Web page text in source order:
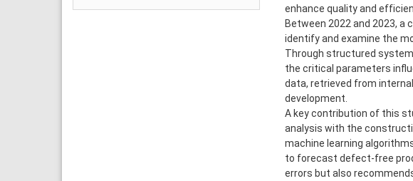
enhance quality and
Between 2022 and 2023,
identify and examine the
Through structured
the critical parameters
data, retrieved from
development.
A key contribution of this
analysis with the
machine learning
to forecast defect-free
errors but also